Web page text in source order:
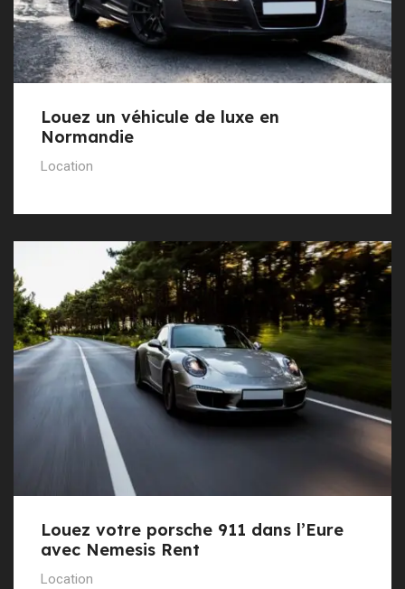
Louez un véhicule de luxe en
Normandie
Location
Louez votre porsche 911 dans l’Eure
avec Nemesis Rent
Location